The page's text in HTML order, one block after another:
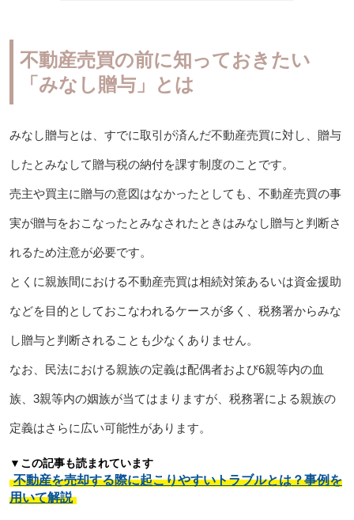
不動産売買の前に知っておきたい
「みなし贈与」とは
みなし贈与とは、すでに取引が済んだ不動産売買に対し、贈与
したとみなして贈与税の納付を課す制度のことです。
売主や買主に贈与の意図はなかったとしても、不動産売買の事
実が贈与をおこなったとみなされたときはみなし贈与と判断さ
れるため注意が必要です。
とくに親族間における不動産売買は相続対策あるいは資金援助
などを目的としておこなわれるケースが多く、税務署からみな
し贈与と判断されることも少なくありません。
なお、民法における親族の定義は配偶者および6親等内の血
族、3親等内の姻族が当てはまりますが、税務署による親族の
定義はさらに広い可能性があります。
▼この記事も読まれています
不動産を売却する際に起こりやすいトラブルとは？事例を
用いて解説